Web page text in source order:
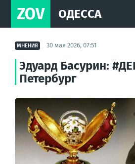
ZOV ОДЕССА
МНЕНИЯ 30 мая 2026, 07:51
Эдуард Басурин:
Петербург